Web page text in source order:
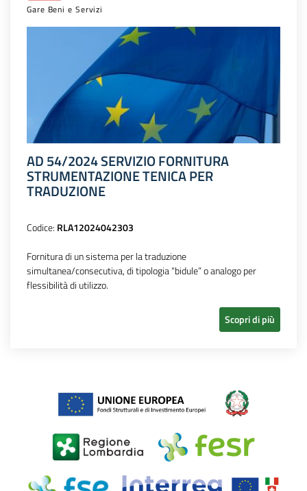
Gare Beni e Servizi
AD 54/2024 SERVIZIO FORNITURA
STRUMENTAZIONE TENICA PER
TRADUZIONE
Codice: RLA12024042303
Fornitura di un sistema per la traduzione
simultanea/consecutiva, di tipologia “bidule” o analogo per
flessibilità di utilizzo.
Scopri di più